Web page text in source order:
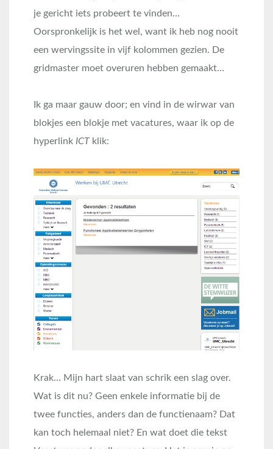
je gericht iets probeert te vinden…
Oorspronkelijk is het wel, want ik heb nog nooit
een wervingssite in vijf kolommen gezien. De
gridmaster moet overuren hebben gemaakt…
Ik ga maar gauw door; en vind in de wirwar van
blokjes een blokje met vacatures, waar ik op de
hyperlink ICTklik:
Krak… Mijn hart slaat van schrik een slag over.
Wat is dit nu? Geen enkele informatie bij de
twee functies, anders dan de functienaam? Dat
kan toch helemaal niet? En wat doet die tekst